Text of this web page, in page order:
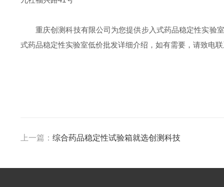
重庆创测科技有限公司为您提供步入式药品稳定性实验
式药品稳定性实验室低价批发详细介绍，如有需要，请致电
上一篇： 综合药品稳定性试验箱就选创测科技